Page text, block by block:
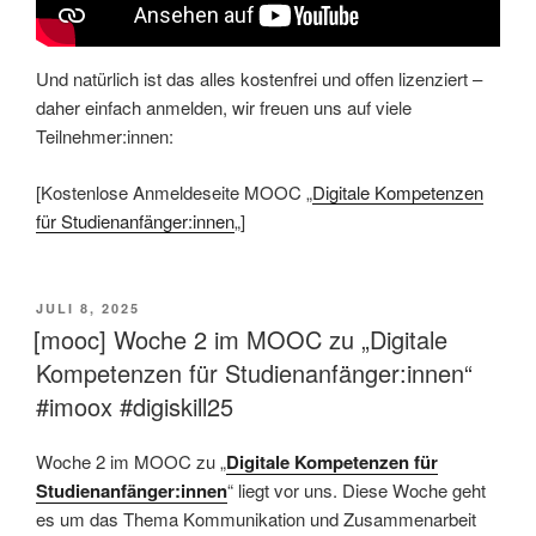
Und natürlich ist das alles kostenfrei und offen lizenziert –
daher einfach anmelden, wir freuen uns auf viele
Teilnehmer:innen:
[Kostenlose Anmeldeseite MOOC „Digitale Kompetenzen
für Studienanfänger:innen„]
VERÖFFENTLICHT
AM
JULI 8, 2025
[mooc] Woche 2 im MOOC zu „Digitale
Kompetenzen für Studienanfänger:innen“
#imoox #digiskill25
Woche 2 im MOOC zu „Digitale Kompetenzen für
Studienanfänger:innen“ liegt vor uns. Diese Woche geht
es um das Thema Kommunikation und Zusammenarbeit